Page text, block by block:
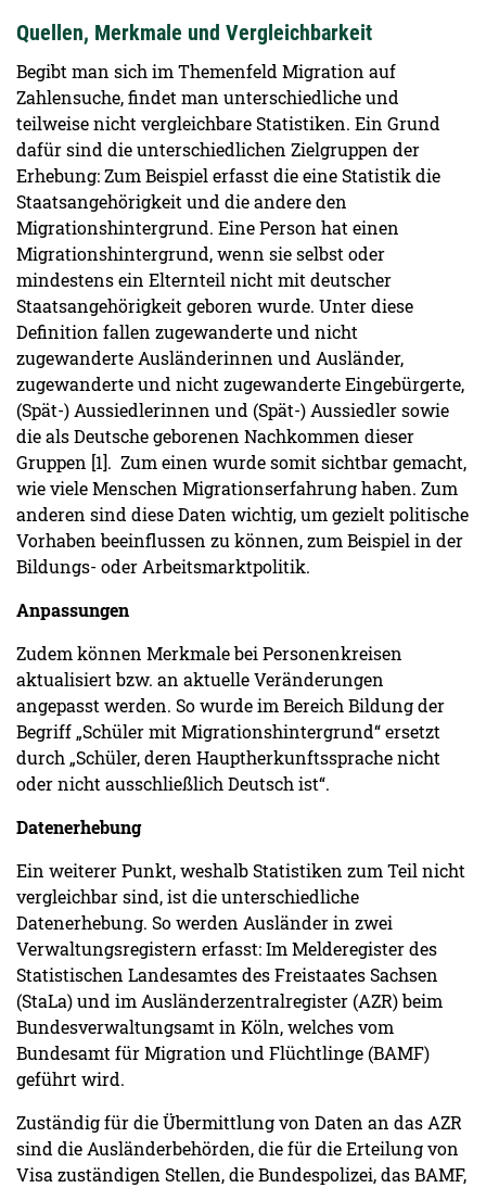
Quellen, Merkmale und Vergleichbarkeit
Begibt man sich im Themenfeld Migration auf
Zahlensuche, findet man unterschiedliche und
teilweise nicht vergleichbare Statistiken. Ein Grund
dafür sind die unterschiedlichen Zielgruppen der
Erhebung: Zum Beispiel erfasst die eine Statistik die
Staatsangehörigkeit und die andere den
Migrationshintergrund. Eine Person hat einen
Migrationshintergrund, wenn sie selbst oder
mindestens ein Elternteil nicht mit deutscher
Staatsangehörigkeit geboren wurde. Unter diese
Definition fallen zugewanderte und nicht
zugewanderte Ausländerinnen und Ausländer,
zugewanderte und nicht zugewanderte Eingebürgerte,
(Spät-) Aussiedlerinnen und (Spät-) Aussiedler sowie
die als Deutsche geborenen Nachkommen dieser
Gruppen [1]. Zum einen wurde somit sichtbar gemacht,
wie viele Menschen Migrationserfahrung haben. Zum
anderen sind diese Daten wichtig, um gezielt politische
Vorhaben beeinflussen zu können, zum Beispiel in der
Bildungs- oder Arbeitsmarktpolitik.
Anpassungen
Zudem können Merkmale bei Personenkreisen
aktualisiert bzw. an aktuelle Veränderungen
angepasst werden. So wurde im Bereich Bildung der
Begriff „Schüler mit Migrationshintergrund“ ersetzt
durch „Schüler, deren Hauptherkunftssprache nicht
oder nicht ausschließlich Deutsch ist“.
Datenerhebung
Ein weiterer Punkt, weshalb Statistiken zum Teil nicht
vergleichbar sind, ist die unterschiedliche
Datenerhebung. So werden Ausländer in zwei
Verwaltungsregistern erfasst: Im Melderegister des
Statistischen Landesamtes des Freistaates Sachsen
(StaLa) und im Ausländerzentralregister (AZR) beim
Bundesverwaltungsamt in Köln, welches vom
Bundesamt für Migration und Flüchtlinge (BAMF)
geführt wird.
Zuständig für die Übermittlung von Daten an das AZR
sind die Ausländerbehörden, die für die Erteilung von
Visa zuständigen Stellen, die Bundespolizei, das BAMF,